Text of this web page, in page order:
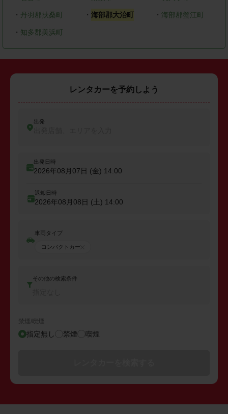
・ 丹羽郡扶桑町 ・ 海部郡大治町 ・ 海部郡蟹江町
・ 知多郡美浜町
レンタカーを予約しよう
出発
出発日時
2026年08月07日 (金) 14:00
返却日時
2026年08月08日 (土) 14:00
車両タイプ
コンパクトカー
その他の検索条件
禁煙/喫煙
指定無し 禁煙 喫煙